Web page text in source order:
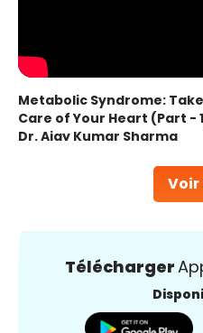
Metabolic Syndrome: Take
Care of Your Heart (Part -
Dr. Ajay Kumar Sharma
Télécharger